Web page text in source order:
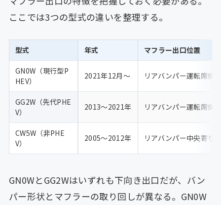
ここでは3つの型式の違いを整理する。
型式 年式 マフラー出口位置
GN0W（現行型P
HEV）
2021年12月〜 リアバンパー運転席側
GG2W（先代PHE
V）
2013〜2021年 リアバンパー運転席側
CW5W（非PHE
V）
2005〜2012年 リアバンパー中央寄り
GN0WとGG2Wはいずれも下向き出口だが、バン
パー形状とマフラーの取り回しが異なる。GN0W